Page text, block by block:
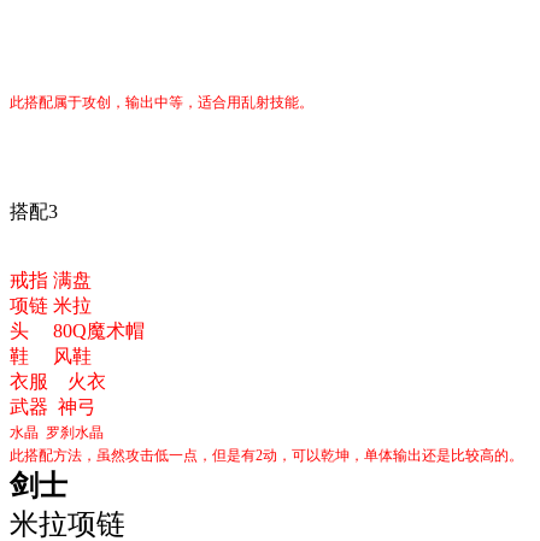
此搭配属于攻创，输出中等，适合用乱射技能。
搭配3
戒指 满盘
项链 米拉
头 80Q魔术帽
鞋
风鞋
衣服 火衣
武器 神弓
水晶 罗刹水晶
此搭配方法，虽然攻击低一点，但是有2动，可以乾坤，单体输出还是比较高的。
剑士
米拉项链